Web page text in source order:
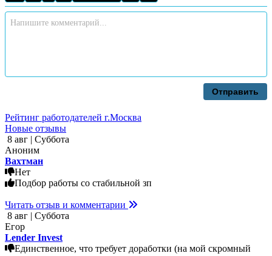
Отправить
Рейтинг работодателей г.Москва
Новые отзывы
8 авг | Суббота
Аноним
Вахтман
Нет
Подбор работы со стабильной зп
Читать отзыв и комментарии
8 авг | Суббота
Егор
Lender Invest
Единственное, что требует доработки (на мой скромный